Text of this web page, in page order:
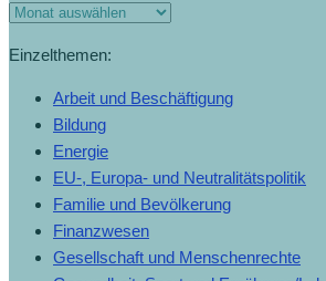
Einzelthemen:
Arbeit und Beschäftigung
Bildung
Energie
EU-, Europa- und Neutralitätspolitik
Familie und Bevölkerung
Finanzwesen
Gesellschaft und Menschenrechte